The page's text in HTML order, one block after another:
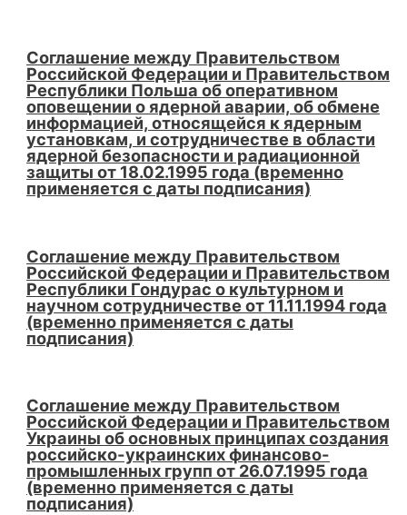
Соглашение между Правительством
Российской Федерации и Правительством
Республики Польша об оперативном
оповещении о ядерной аварии, об обмене
информацией, относящейся к ядерным
установкам, и сотрудничестве в области
ядерной безопасности и радиационной
защиты от 18.02.1995 года (временно
применяется с даты подписания)
Соглашение между Правительством
Российской Федерации и Правительством
Республики Гондурас о культурном и
научном сотрудничестве от 11.11.1994 года
(временно применяется с даты
подписания)
Соглашение между Правительством
Российской Федерации и Правительством
Украины об основных принципах создания
российско-украинских финансово-
промышленных групп от 26.07.1995 года
(временно применяется с даты
подписания)